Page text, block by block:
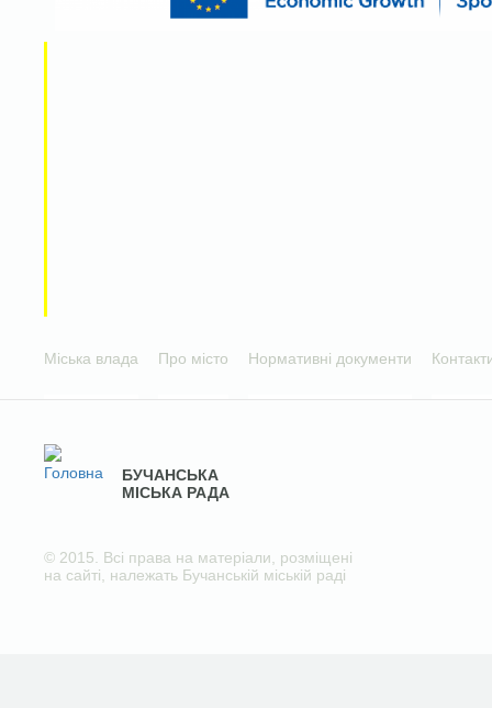
Міська влада Про місто Нормативні документи
БУЧАНСЬКА
МІСЬКА РАДА
© 2015. Всі права на матеріали, розміщені
на сайті, належать Бучанській міській раді